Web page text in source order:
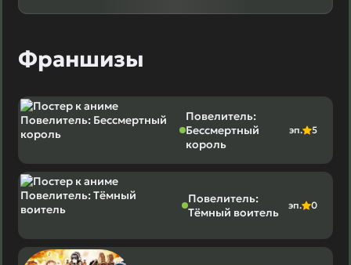
Франшизы
Повелитель:
Бессмертный
король
эп. 5
Повелитель:
Тёмный воитель
эп. 0